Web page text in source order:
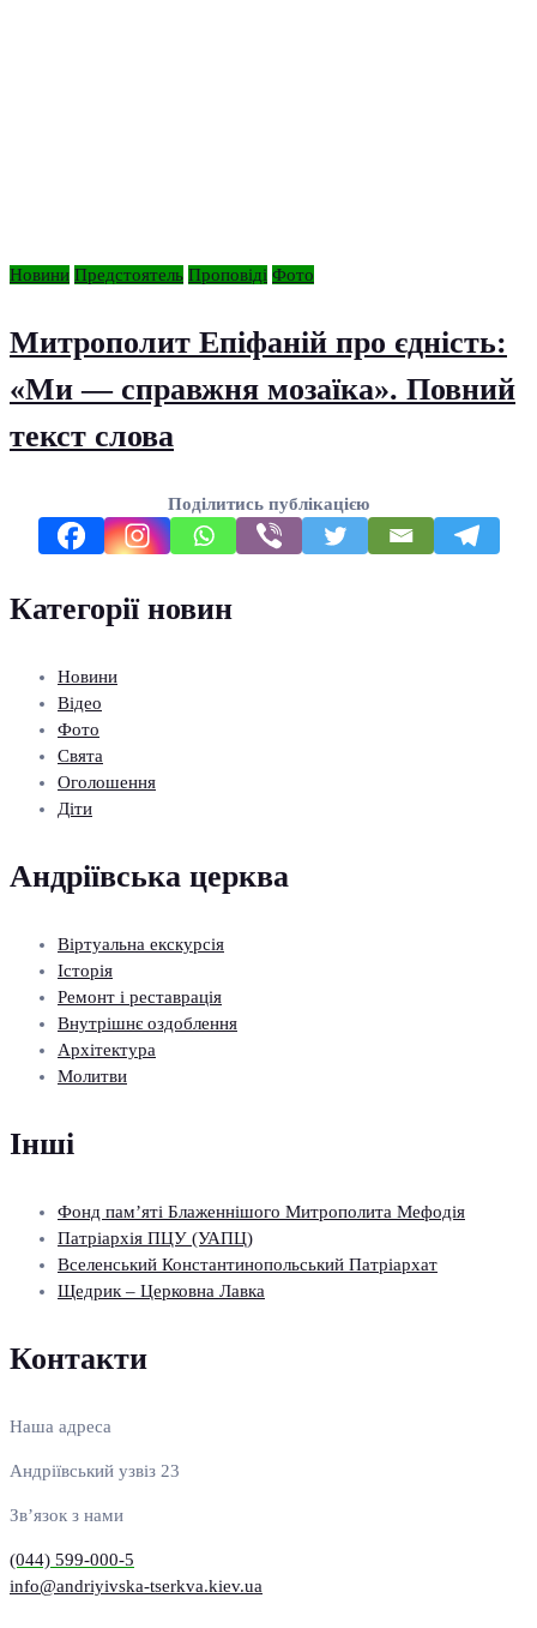
Новини Предстоятель Проповіді Фото
Митрополит Епіфаній про єдність:
«Ми — справжня мозаїка». Повний
текст слова
Поділитись публікацією
Категорії новин
Новини
Відео
Фото
Свята
Оголошення
Діти
Андріївська церква
Віртуальна екскурсія
Історія
Ремонт і реставрація
Внутрішнє оздоблення
Архітектура
Молитви
Інші
Фонд пам’яті Блаженнішого Митрополита Мефодія
Патріархія ПЦУ (УАПЦ)
Вселенський Константинопольський Патріархат
Щедрик – Церковна Лавка
Контакти
Наша адреса
Андріївський узвіз 23
Зв’язок з нами
(044) 599-000-5
info@andriyivska-tserkva.kiev.ua